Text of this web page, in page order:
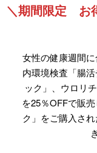
＼期間限定 お
女性の健康週間
内環境検査「腸
ック」、ウロリ
を25％OFFで販
ク」をご購入さ